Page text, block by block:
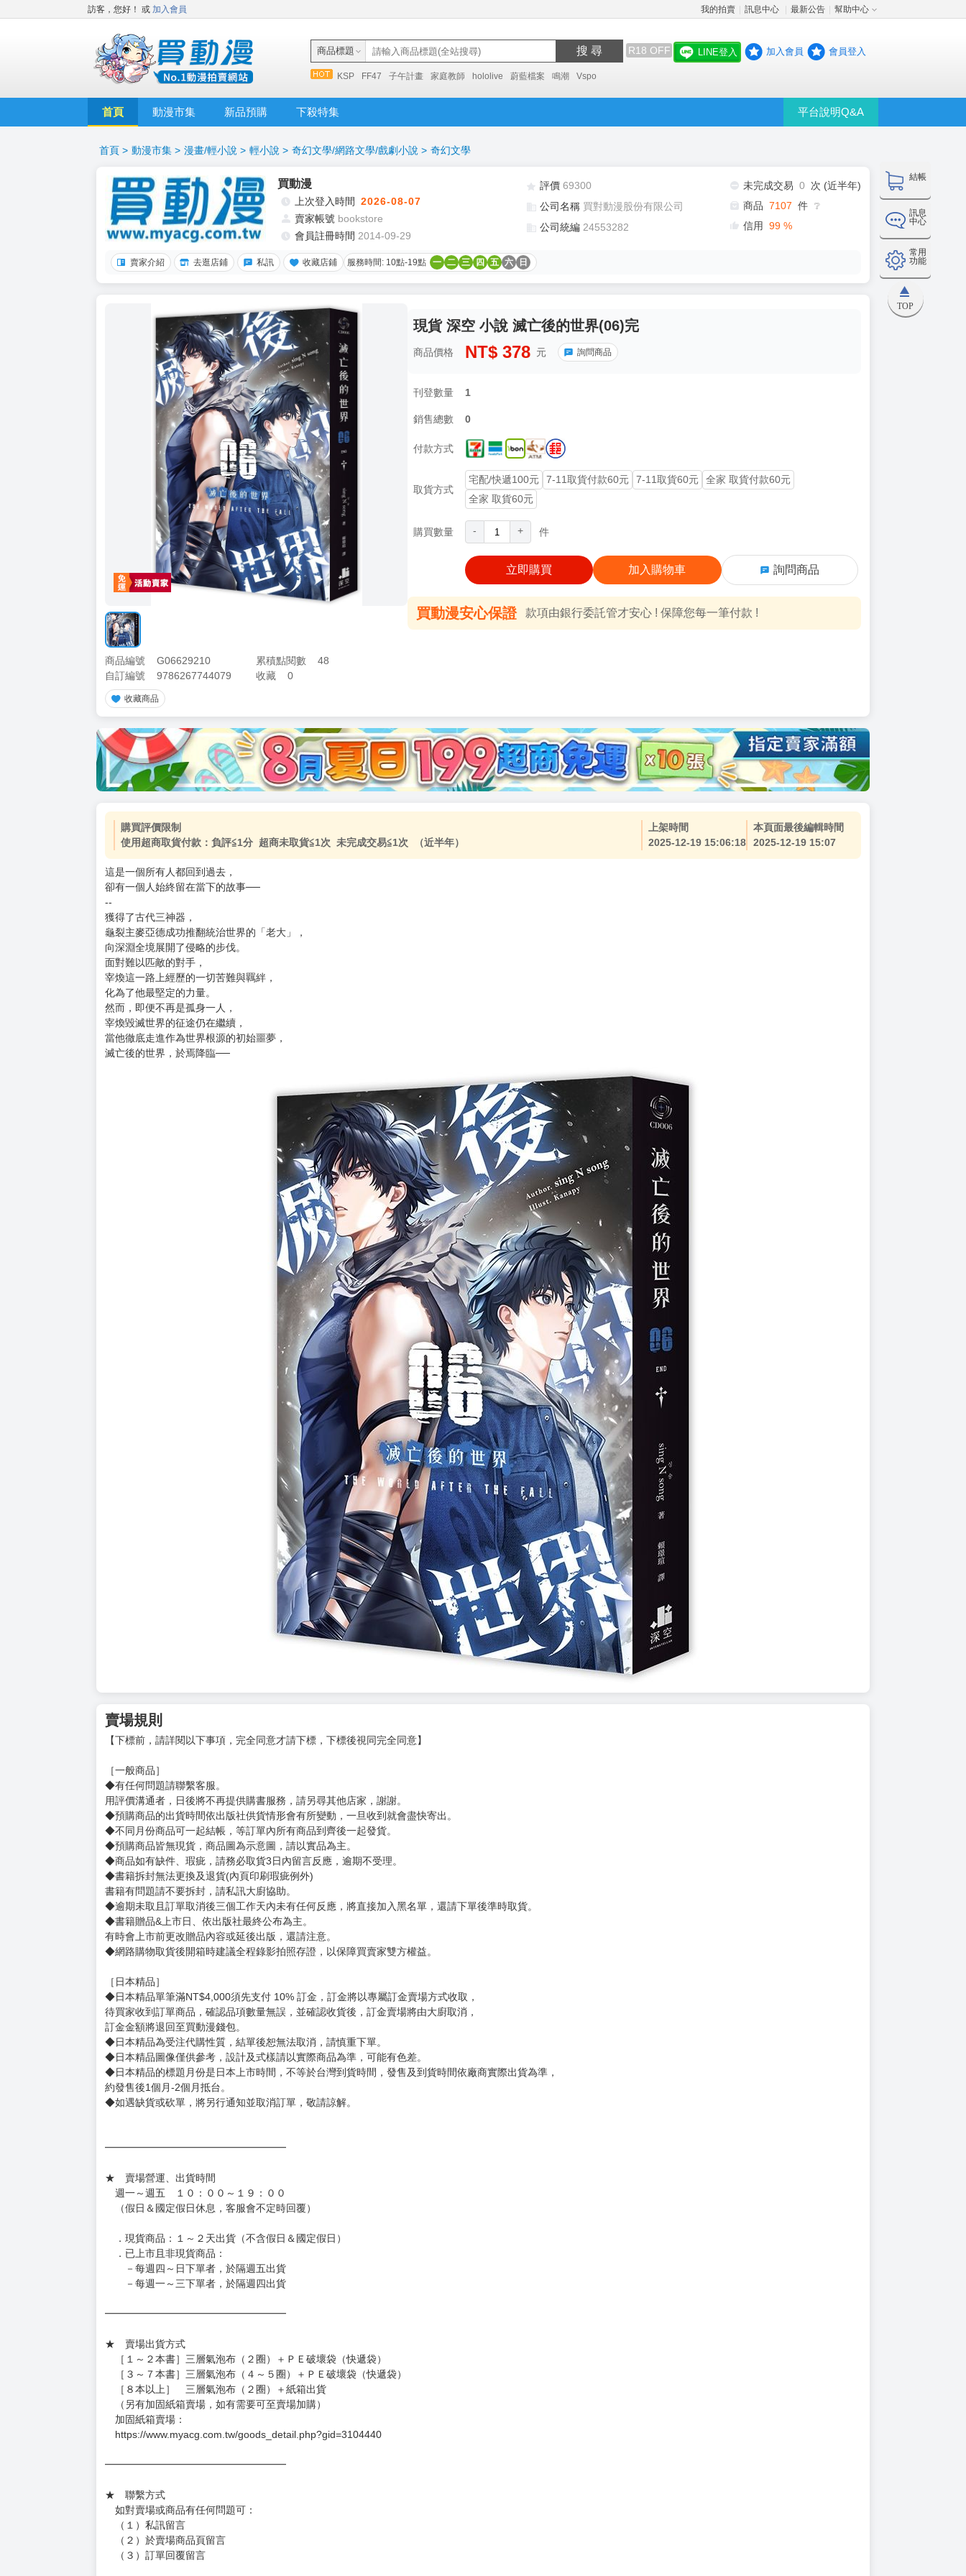
訪客，您好！ 或 加入會員 我的拍賣 訊息中心 最新公告 幫助中心
商品標題 搜 尋 R18 OFF
KSP FF47 子午計畫 家庭教師 hololive 蔚藍檔案 鳴潮 Vspo
LINE登入 加入會員 會員登入
首頁 動漫市集 新品預購 下殺特集 平台說明Q&A
結帳
訊息
中心
常用
功能
TOP
首頁 > 動漫市集 > 漫畫/輕小說 > 輕小說 > 奇幻文學/網路文學/戲劇小說 > 奇幻文學
買動漫
上次登入時間 2026-08-07
賣家帳號 bookstore
會員註冊時間 2014-09-29
評價 69300
公司名稱 買對動漫股份有限公司
公司統編 24553282
未完成交易 0
次 (近半年)
商品 7107 件 ❔
信用 99 %
賣家介紹 去逛店鋪 私訊 收藏店鋪 服務時間: 10點-19點 一 二 三 四 五 六 日
商品編號 G06629210 累積點閱數
48
自訂編號
9786267744079 收藏 0
收藏商品
現貨 深空 小說 滅亡後的世界(06)完
商品價格 NT$ 378 元 詢問商品
刊登數量 1
銷售總數 0
付款方式
取貨方式
宅配/快遞100元 7-11取貨付款60元 7-11取貨60元
全家 取貨付款60元
全家 取貨60元
購買數量 - + 件
立即購買 加入購物車 詢問商品
買動漫安心保證 款項由銀行委託管才安心 ! 保障您每一筆付款 !
加價購 ( 共
(加購品) 買動漫★《$15元-加固紙箱包裝》
購買評價限制
使用超商取貨付款：負評≦1分 超商未取貨≦1次 未完成交易≦1次 （近半年）
這是一個所有人都回到過去，
卻有一個人始終留在當下的故事──
--
當他徹底走進作為世界根源的初始噩夢，
賣場規則
【下標前，請詳閱以下事項，完全同意才請下標，下標後視同完全同意】
［一般商品］
◆有任何問題請聯繫客服。
用評價溝通者，日後將不再提供購書服務，請另尋其他店家，謝謝。
◆不同月份商品可一起結帳，等訂單內所有商品到齊後一起發貨。
◆預購商品皆無現貨，商品圖為示意圖，請以實品為主。
◆商品如有缺件、瑕疵，請務必取貨3日內留言反應，逾期不受理。
◆書籍拆封無法更換及退貨(內頁印刷瑕疵例外)
書籍有問題請不要拆封，請私訊大廚協助。
◆逾期未取且訂單取消後三個工作天內未有任何反應，將直接加入黑名單，還請下單後準時取貨。
◆書籍贈品&上市日、依出版社最終公布為主。
有時會上市前更改贈品內容或延後出版，還請注意。
◆網路購物取貨後開箱時建議全程錄影拍照存證，以保障買賣家雙方權益。
訂金金額將退回至買動漫錢包。
◆日本精品為受注代購性質，結單後恕無法取消，請慎重下單。
◆日本精品圖像僅供參考，設計及式樣請以實際商品為準，可能有色差。
約發售後1個月-2個月抵台。
◆如遇缺貨或砍單，將另行通知並取消訂單，敬請諒解。
週一～週五 １０：００～１９：００
（假日＆國定假日休息，客服會不定時回覆）
．現貨商品：１～２天出貨（不含假日＆國定假日）
．已上市且非現貨商品：
－每週四～日下單者，於隔週五出貨
－每週一～三下單者，於隔週四出貨
★ 賣場出貨方式
［１～２本書］三層氣泡布（２圈）＋ＰＥ破壞袋（快遞袋）
［３～７本書］三層氣泡布（４～５圈）＋ＰＥ破壞袋（快遞袋）
［８本以上］ 三層氣泡布（２圈）＋紙箱出貨
（另有加固紙箱賣場，如有需要可至賣場加購）